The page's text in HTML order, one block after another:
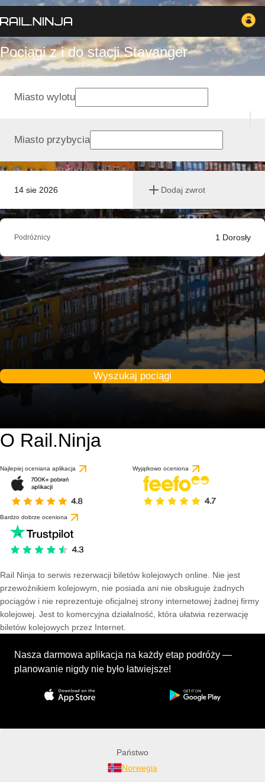
Pociągi z i do stacji Stavanger
14 sie 2026 Dodaj zwrot
Miasto wylotu
Miasto przybycia
Podróżnicy 1 Dorosły
Wyszukaj pociągi
O Rail.Ninja
Najlepiej oceniana aplikacja Wyjątkowo oceniona
Bardzo dobrze oceniona
Rail Ninja to serwis rezerwacji biletów kolejowych online. Nie jest
przewoźnikiem kolejowym, nie posiada ani nie obsługuje żadnych
pociągów i nie reprezentuje oficjalnej strony internetowej żadnej firmy
kolejowej. Jest to komercyjna działalność, która ułatwia rezerwację
biletów kolejowych przez Internet.
Nasza darmowa aplikacja na każdy etap podróży —
planowanie nigdy nie było łatwiejsze!
Państwo
Norwegia